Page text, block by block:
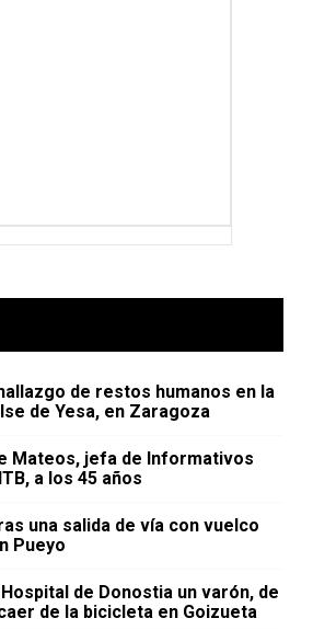
de restos humanos en la
de Yesa, en Zaragoza
Mateos, jefa de Informativos
a los 45 años
una salida de vía con vuelco
Pueyo
de Donostia un varón, de
de la bicicleta en Goizueta